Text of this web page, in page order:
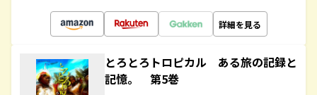
詳細を見る
とろとろトロピカル ある旅の記録と
記憶。 第5巻